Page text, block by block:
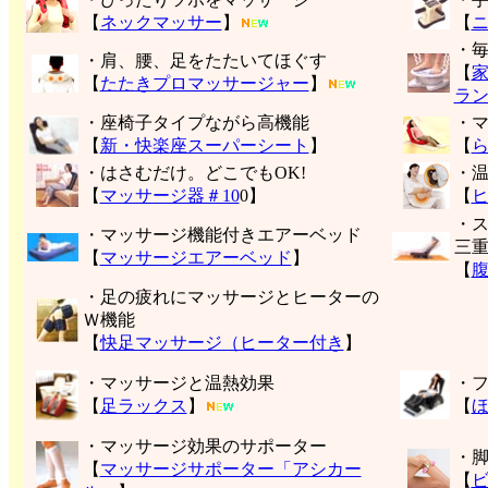
【 ネックマッサー 】
【
・肩、腰、足をたたいてほぐす
【 たたきプロマッサージャー 】
・
【
ラ
・座椅子タイプながら高機能
【 新・快楽座スーパーシート 】
・
【
・はさむだけ。どこでもOK!
【 マッサージ器＃100】
・
【
・マッサージ機能付きエアーベッド
【 マッサージエアーベッド 】
・
三
【
・足の疲れにマッサージとヒーターの
Ｗ機能
【快足マッサージ（ヒーター付き 】
・マッサージと温熱効果
【 足ラックス 】
・
【
・マッサージ効果のサポーター
【 マッサージサポーター「アシカー
・
【